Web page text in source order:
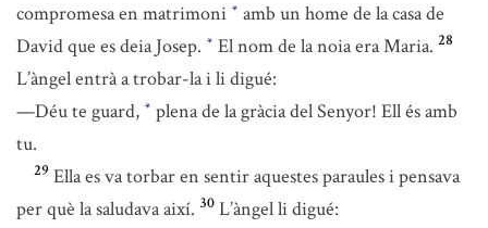
compromesa en matrimoni * amb un home de la casa de
David que es deia Josep. * El nom de la noia era Maria. 28
L’àngel entrà a trobar-la i li digué:
—Déu te guard, * plena de la gràcia del Senyor! Ell és amb
tu.
29 Ella es va torbar en sentir aquestes paraules i pensava
per què la saludava així. 30 L’àngel li digué: